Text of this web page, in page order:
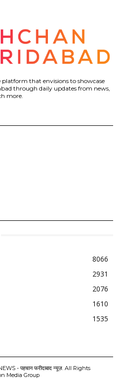
platform that envisions to showcase
through daily updates from news,
more.
8066
2931
2076
1610
1535
- पहचान फरीदाबाद न्यूज़. All Rights
Media Group